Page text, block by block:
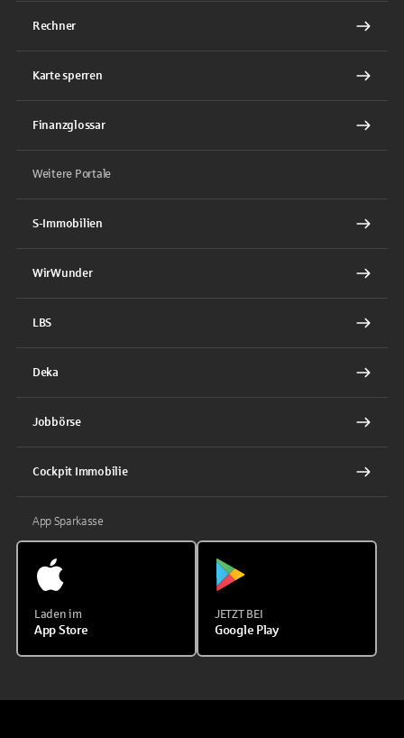
Rechner
Karte sperren
Finanzglossar
Weitere Portale
S-Immobilien
WirWunder
LBS
Deka
Jobbörse
Cockpit Immobilie
App Sparkasse
Laden im
App Store
JETZT BEI
Google Play